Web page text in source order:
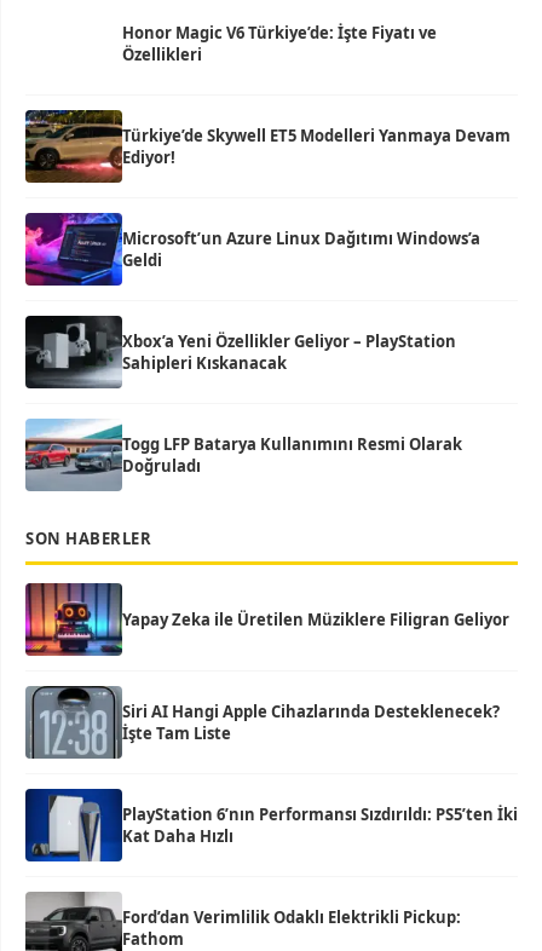
Honor Magic V6 Türkiye’de: İşte Fiyatı ve
Özellikleri
Türkiye’de Skywell ET5 Modelleri Yanmaya Devam
Ediyor!
Microsoft’un Azure Linux Dağıtımı Windows’a
Geldi
Xbox’a Yeni Özellikler Geliyor – PlayStation
Sahipleri Kıskanacak
Togg LFP Batarya Kullanımını Resmi Olarak
Doğruladı
SON HABERLER
Yapay Zeka ile Üretilen Müziklere Filigran Geliyor
Siri AI Hangi Apple Cihazlarında Desteklenecek?
İşte Tam Liste
PlayStation 6’nın Performansı Sızdırıldı: PS5’ten İki
Kat Daha Hızlı
Ford’dan Verimlilik Odaklı Elektrikli Pickup:
Fathom